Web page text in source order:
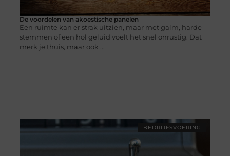
De voordelen van akoestische panelen
Een ruimte kan er strak uitzien, maar met galm, harde
stemmen of een hol geluid voelt het snel onrustig. Dat
merk je thuis, maar ook ...
BEDRIJFSVOERING